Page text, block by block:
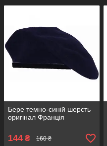
Бере темно-синій шерсть
оригінал Франція
144 ₴ 160 ₴